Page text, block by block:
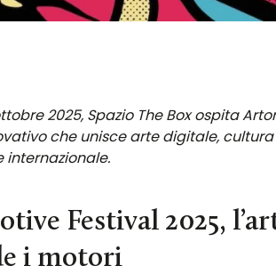
2025, Spazio The Box ospita
che unisce arte digitale,
internazionale.
Festival 2025,
i motori